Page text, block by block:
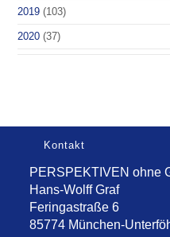
2019 (103)
2020 (37)
Kontakt
PERSPEKTIVEN ohne
Hans-Wolff Graf
Feringastraße 6
85774 München-